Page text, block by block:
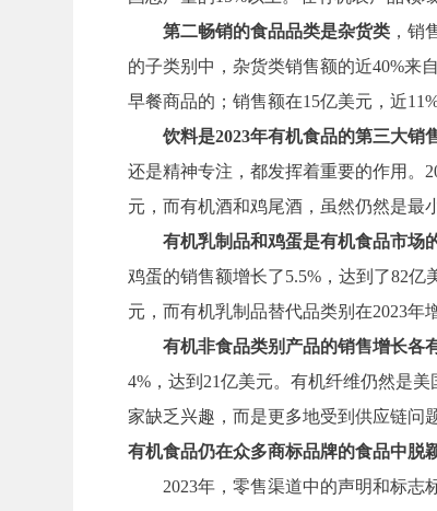
第二畅销的食品品类是杂货类 ，销
的子类别中，杂货类销售额的近40%来
早餐商品的；销售额在15亿美元，近
饮料是2023年有机食品的第三大销
还是精神专注，都发挥着重要的作用。
元，而有机酒和鸡尾酒，虽然仍然是最
有机乳制品和鸡蛋是有机食品市场
鸡蛋的销售额增长了5.5%，达到了82
元，而有机乳制品替代品类别在2023年
有机非食品类别产品的销售增长各
4%，达到21亿美元。有机纤维仍然是
家缺乏兴趣，而是更多地受到供应链问
有机食品仍在众多商标品牌的食品中脱
2023年，零售渠道中的声明和标